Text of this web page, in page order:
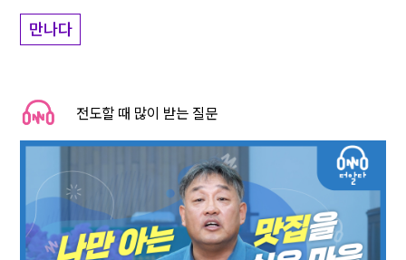
만나다
전도할 때 많이 받는 질문